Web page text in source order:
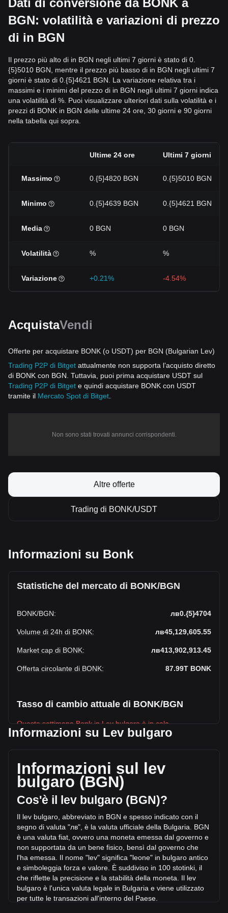
Dati di conversione da BONK a
BGN: volatilità e variazioni di prezzo
di in BGN
Il prezzo più alto di in BGN negli ultimi 7 giorni è stato di 0.
{5}5010 BGN, mentre il prezzo più basso di in BGN negli ultimi 7
giorni è stato di 0.{5}4621 BGN. La variazione relativa tra i
massimi e i minimi del prezzo di in BGN negli ultimi 7 giorni indica
una volatilità di %. Puoi visualizzare ulteriori dati sulla volatilità e i
prezzi di BONK in BGN delle ultime 24 ore, 30 giorni e 90 giorni
nella tabella qui sopra.
Ultime 24 ore Ultimi 7 giorni
Massimo 0.{5}4820 BGN 0.{5}5010 BGN
Minimo 0.{5}4639 BGN 0.{5}4621 BGN
Media 0 BGN 0 BGN
Volatilità % %
Variazione +0.21% -4.54%
AcquistaVendi
Offerte per acquistare BONK (o USDT) per BGN (Bulgarian Lev)
Trading P2P di Bitget attualmente non supporta l’acquisto diretto
di BONK con BGN. Tuttavia, puoi prima acquistare USDT sul
Trading P2P di Bitget e quindi acquistare BONK con USDT
tramite il Mercato Spot di Bitget
Non sono stati trovati annunci corrispondenti.
Altre offerte
Trading di BONK/USDT
Informazioni su Bonk
Statistiche del mercato di BONK/BGN
BONK/BGN: лв0.{5}4704
Volume di 24h di BONK: лв45,129,605.55
Market cap di BONK: лв413,902,913.45
Offerta circolante di BONK: 87.99T BONK
Tasso di cambio attuale di BONK/BGN
Questa settimana Bonk in Lev bulgaro è in calo.
Il prezzo attuale di Bonk è лв0.BONK4704 per BONK, con
capitalizzazione di mercato totale di лв413,902,913.45 BGN.
Il volume di trading di Bonk ha subito una variazione di
лв5,583,686.1 BGN nelle ultime 24 ore, pari a +14.12%.
Inoltre, nell’ultima giornata di trading, è stato scambiato un
volume pari a лв39,545,919.45 di BONK.
Ulteriori informazioni riguardo Bonk su
Bitget
Prezzo di Bonk
Previsione del prezzo di Bonk
Che cos'è Bonk (BONK)
Calcolatore di profitto di Bonk
Informazioni su Lev bulgaro
Informazioni sul lev
bulgaro (BGN)
Cos'è il lev bulgaro (BGN)?
Il lev bulgaro, abbreviato in BGN e spesso indicato con il
segno di valuta "лв", è la valuta ufficiale della Bulgaria. BGN
è una valuta fiat, ovvero una moneta emessa dal governo e
non supportata da un bene fisico, bensì dal governo che
l'ha emessa. Il nome "lev" significa "leone" in bulgaro antico
e simboleggia forza e valore. È suddiviso in 100 stotinki, il
che riflette la precisione e la stabilità della moneta. Il lev
bulgaro è l'unica valuta legale in Bulgaria e viene utilizzato
per tutte le transazioni all'interno del Paese.